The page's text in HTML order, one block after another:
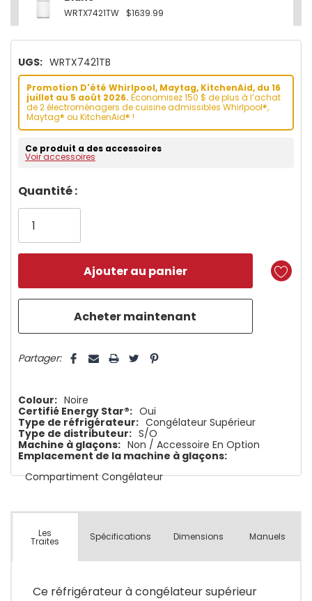
WRTX7421TW $1639.99
UGS: WRTX7421TB
Promotion D'été Whirlpool, Maytag, KitchenAid, du 16
juillet au 5 août 2026. Économisez 150 $ de plus à l’achat
de 2 électroménagers de cuisine admissibles Whirlpool®,
Maytag® ou KitchenAid® !
Ce produit a des accessoires
Voir accessoires
Dépêchez-
vous!
plus
Quantité :
Partager:
Colour: Noire
Certifié Energy Star®: Oui
Type de réfrigérateur: Congélateur Supérieur
Type de distributeur: S/O
Machine à glaçons: Non / Accessoire En Option
Emplacement de la machine à glaçons:
Compartiment Congélateur
Les
Traites Spécifications Dimensions Manuels
Ce réfrigérateur à congélateur supérieur